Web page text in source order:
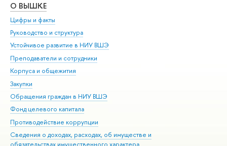
О ВЫШКЕ
Цифры и факты
Руководство и структура
Устойчивое развитие в НИУ ВШЭ
Преподаватели и сотрудники
Корпуса и общежития
Закупки
Обращения граждан в НИУ ВШЭ
Фонд целевого капитала
Противодействие коррупции
Сведения о доходах, расходах, об имуществе и
обязательствах имущественного характера